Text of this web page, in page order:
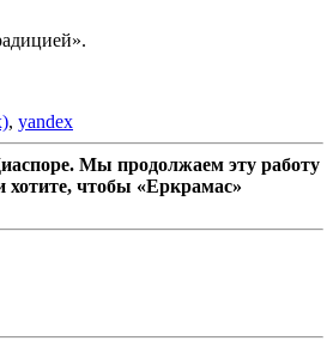
, yandex
Мы продолжаем эту работу
хотите, чтобы «Еркрамас»